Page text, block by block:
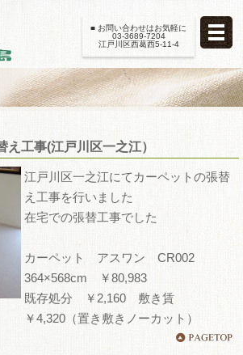
■ お問い合わせはお気軽に
03-3689-7204
江戸川区西葛西5-11-4
え工事(江戸川区一之江）
江戸川区一之江にてカーペットの張替
え工事を行いました
在宅での張替工事でした
カーペット アスワン CR002
364×568cm ￥80,983
既存処分 ￥2,160 敷き賃
￥4,320（置き敷きノーカット）